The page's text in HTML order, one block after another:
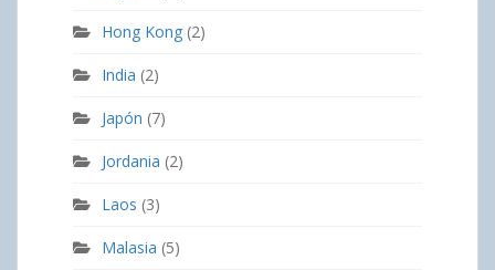
Hong Kong (2)
India (2)
Japón (7)
Jordania (2)
Laos (3)
Malasia (5)